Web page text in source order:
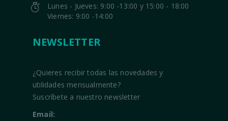
Lunes - Jueves: 9:00 -13:00 y 15:00 - 18:00
Viernes: 9:00 -14:00
NEWSLETTER
¿Quieres recibir todas las novedades y
utilidades mensualmente?
Suscríbete a nuestro newsletter
Email: